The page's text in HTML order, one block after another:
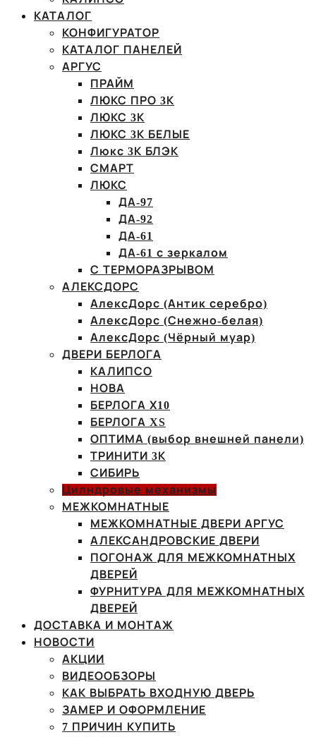
КАТАЛОГ
КОНФИГУРАТОР
КАТАЛОГ ПАНЕЛЕЙ
АРГУС
ПРАЙМ
ЛЮКС ПРО 3К
ЛЮКС 3К
ЛЮКС 3К БЕЛЫЕ
Люкс 3К БЛЭК
СМАРТ
ЛЮКС
ДА-97
ДА-92
ДА-61
ДА-61 с зеркалом
С ТЕРМОРАЗРЫВОМ
АЛЕКСДОРС
АлексДорс (Антик серебро)
АлексДорс (Снежно-белая)
АлексДорс (Чёрный муар)
ДВЕРИ БЕРЛОГА
КАЛИПСО
НОВА
БЕРЛОГА Х10
БЕРЛОГА XS
ОПТИМА (выбор внешней панели)
ТРИНИТИ 3К
СИБИРЬ
Цилндровые механизмы
МЕЖКОМНАТНЫЕ
МЕЖКОМНАТНЫЕ ДВЕРИ АРГУС
АЛЕКСАНДРОВСКИЕ ДВЕРИ
ПОГОНАЖ ДЛЯ МЕЖКОМНАТНЫХ
ДВЕРЕЙ
ФУРНИТУРА ДЛЯ МЕЖКОМНАТНЫХ
ДВЕРЕЙ
ДОСТАВКА И МОНТАЖ
НОВОСТИ
АКЦИИ
ВИДЕООБЗОРЫ
КАК ВЫБРАТЬ ВХОДНУЮ ДВЕРЬ
ЗАМЕР И ОФОРМЛЕНИЕ
7 ПРИЧИН КУПИТЬ